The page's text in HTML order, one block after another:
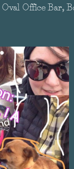
Office Bar,